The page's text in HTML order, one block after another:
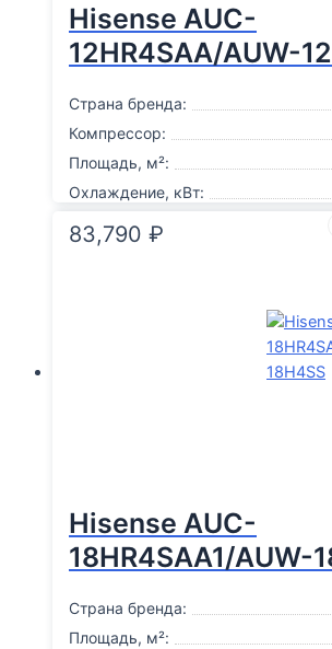
Hisense AUC-
12HR4SAA/AUW-
Страна бренда:
Компрессор:
Площадь, м²:
Охлаждение, кВт:
83,790 ₽
Hisense AUC-
18HR4SAA1/AUW-
Страна бренда:
Площадь, м²: